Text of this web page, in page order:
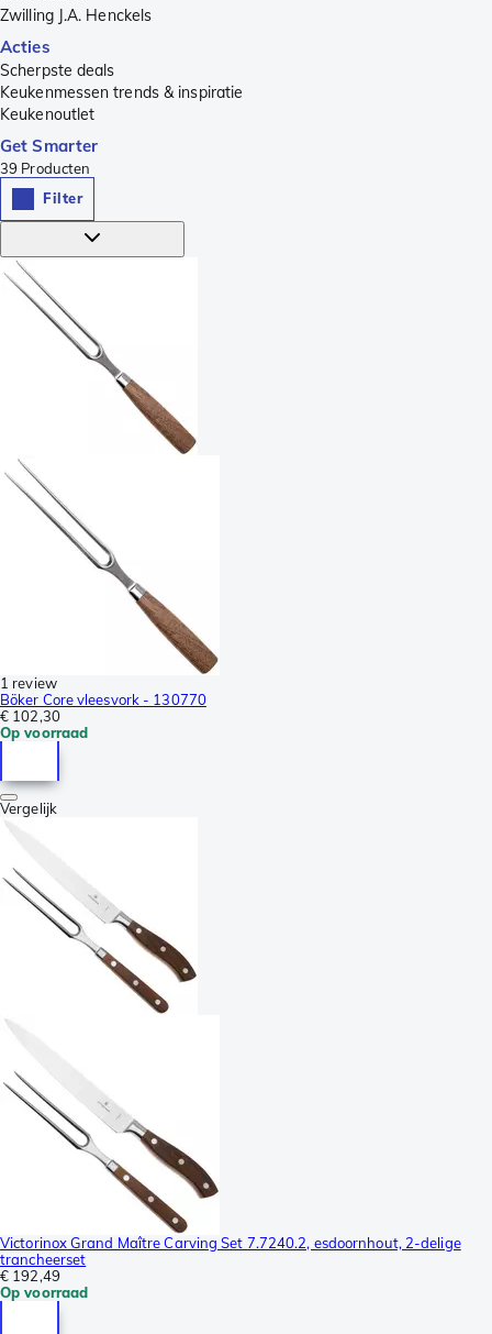
Zwilling J.A. Henckels
Acties
Scherpste deals
Keukenmessen trends & inspiratie
Keukenoutlet
Get Smarter
39 Producten
Filter
1 review
Böker Core vleesvork - 130770
€ 102,30
Op voorraad
Vergelijk
Victorinox Grand Maître Carving Set 7.7240.2, esdoornhout, 2-delige
trancheerset
€ 192,49
Op voorraad